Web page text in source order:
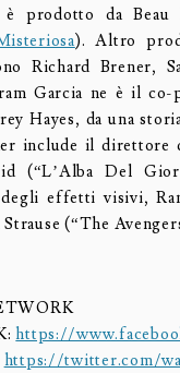
è prodotto da Beau
). Altro
Richard Brener,
Garcia ne è il
Hayes, da una
include il direttore
(“L’Alba Del
effetti visivi,
(“The
https://
https://twitter.com/